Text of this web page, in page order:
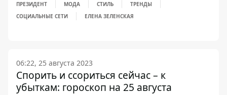
ПРЕЗИДЕНТ МОДА СТИЛЬ
ТРЕНДЫ
СОЦИАЛЬНЫЕ СЕТИ
ЕЛЕНА ЗЕЛЕНСКАЯ
06:22, 25 августа 2023
Спорить и ссориться сейчас – к
убыткам: гороскоп на 25 августа